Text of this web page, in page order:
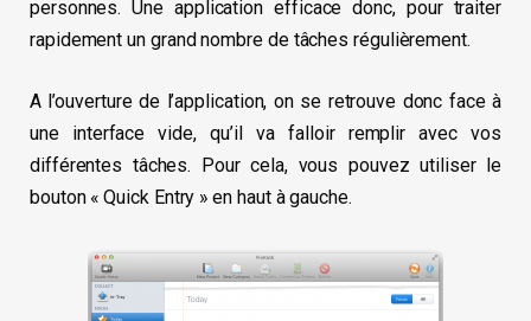
personnes. Une application efficace donc, pour traiter
rapidement un grand nombre de tâches régulièrement.
A l’ouverture de l’application, on se retrouve donc face à
une interface vide, qu’il va falloir remplir avec vos
différentes tâches. Pour cela, vous pouvez utiliser le
bouton « Quick Entry » en haut à gauche.